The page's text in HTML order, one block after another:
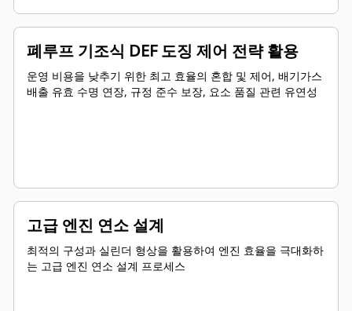
폐루프 기조식 DEF 도징 제어 전략 활용
운영 비용을 낮추기 위한 최고 효율의 혼합 및 제어, 배기가스
배출 유효 수명 연장, 규정 준수 보장, 요소 품질 관련 유연성
고급 엔진 연소 설계
최적의 구성과 실린더 형상을 활용하여 엔진 효율을 극대화하
는 고급 엔진 연소 설계 프로세스